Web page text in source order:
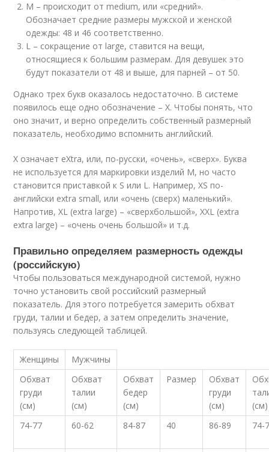
M – происходит от medium, или «средний».
Обозначает средние размеры мужской и женской
одежды: 48 и 46 соответственно.
L – сокращение от large, ставится на вещи,
относящиеся к большим размерам. Для девушек это
будут показатели от 48 и выше, для парней – от 50.
Однако трех букв оказалось недостаточно. В системе
появилось еще одно обозначение – X. Чтобы понять, что
оно значит, и верно определить собственный размерный
показатель, необходимо вспомнить английский.
X означает eXtra, или, по-русски, «очень», «сверх». Буква
не используется для маркировки изделий M, но часто
становится приставкой к S или L. Например, XS по-
английски extra small, или «очень (сверх) маленький».
Напротив, XL (extra large) – «сверхбольшой», XXL (extra
extra large) – «очень очень большой» и т.д.
Правильно определяем размерность одежды
(российскую)
Чтобы пользоваться международной системой, нужно
точно установить свой российский размерный
показатель. Для этого потребуется замерить обхват
груди, талии и бедер, а затем определить значение,
пользуясь следующей таблицей.
Женщины
Мужчины
Обхват
груди
(см)
Обхват
талии
(см)
Обхват
бедер
(см)
Размер
Обхват
груди
(см)
(см)
74-77
60-62 84-87 40 86-89 74-